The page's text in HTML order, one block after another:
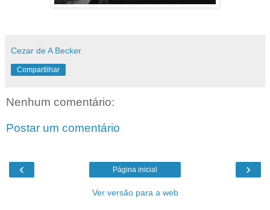
Cezar de A Becker
Compartilhar
Nenhum comentário:
Postar um comentário
‹ ›
Página inicial
Ver versão para a web